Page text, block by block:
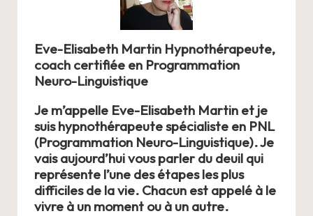
Eve-Elisabeth Martin Hypnothérapeute,
coach certifiée en Programmation
Neuro-Linguistique
Je m’appelle Eve-Elisabeth Martin et je
suis hypnothérapeute spécialiste en PNL
(Programmation Neuro-Linguistique). Je
vais aujourd’hui vous parler du deuil qui
représente l’une des étapes les plus
difficiles de la vie. Chacun est appelé à le
vivre à un moment ou à un autre.